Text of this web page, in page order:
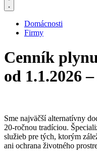
Domácnosti
Firmy
Cenník
od 1.1.2026
Sme najväčší alternatívny
20-ročnou tradíciou.
služieb pre tých, ktorým
ani ochrana životného